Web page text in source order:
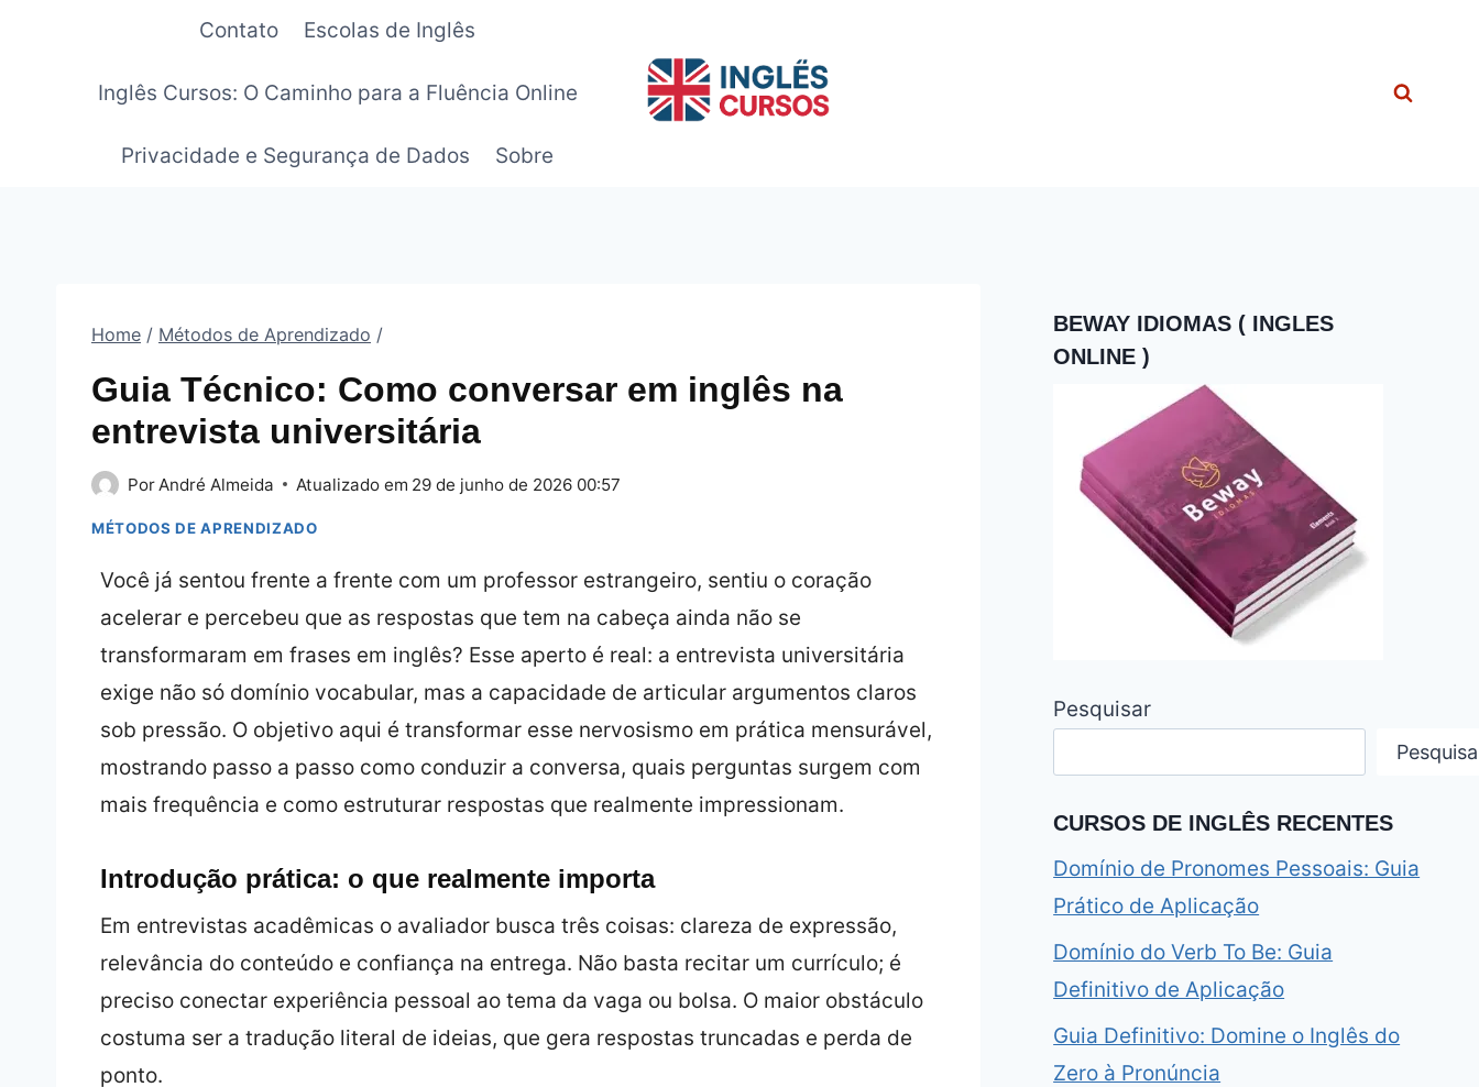
Contato Escolas de Inglês
Inglês Cursos: O Caminho para a Fluência Online
Privacidade e Segurança de Dados Sobre
Home / Métodos de Aprendizado /
Guia Técnico: Como conversar em inglês na
entrevista universitária
Por André Almeida Atualizado em 29 de junho de 2026 00:57
MÉTODOS DE APRENDIZADO
Você já sentou frente a frente com um professor estrangeiro, sentiu o coração
acelerar e percebeu que as respostas que tem na cabeça ainda não se
transformaram em frases em inglês? Esse aperto é real: a entrevista universitária
exige não só domínio vocabular, mas a capacidade de articular argumentos claros
sob pressão. O objetivo aqui é transformar esse nervosismo em prática mensurável,
mostrando passo a passo como conduzir a conversa, quais perguntas surgem com
mais frequência e como estruturar respostas que realmente impressionam.
Introdução prática: o que realmente importa
Em entrevistas acadêmicas o avaliador busca três coisas: clareza de expressão,
relevância do conteúdo e confiança na entrega. Não basta recitar um currículo; é
preciso conectar experiência pessoal ao tema da vaga ou bolsa. O maior obstáculo
costuma ser a tradução literal de ideias, que gera respostas truncadas e perda de
ponto.
BEWAY IDIOMAS ( INGLES
ONLINE )
Pesquisar
CURSOS DE INGLÊS RECENTES
Domínio de Pronomes Pessoais: Guia
Prático de Aplicação
Domínio do Verb To Be: Guia
Definitivo de Aplicação
Guia Definitivo: Domine o Inglês do
Zero à Pronúncia